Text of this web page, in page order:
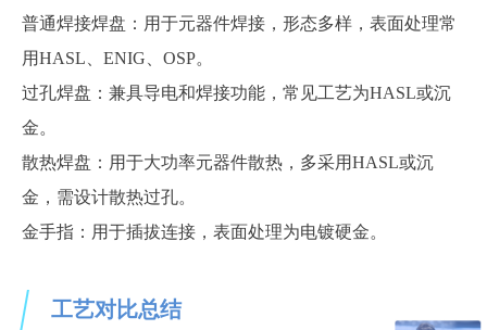
普通焊接焊盘：用于元器件焊接，形态多样，表面处理常
用HASL、ENIG、OSP。
过孔焊盘：兼具导电和焊接功能，常见工艺为HASL或沉
金。
散热焊盘：用于大功率元器件散热，多采用HASL或沉
金，需设计散热过孔。
金手指：用于插拔连接，表面处理为电镀硬金。
工艺对比总结